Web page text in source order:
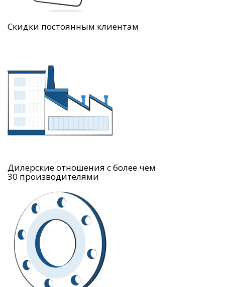
Скидки постоянным клиентам
Дилерские отношения с более чем
30 производителями